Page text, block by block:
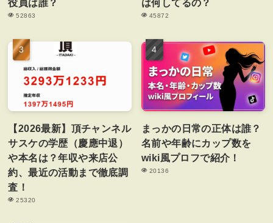
役員は誰？
52863
は何してるの？
45872
【2026最新】頂チャンネル
サスケの学歴（慶應中退）
や本名は？年収や来店公
約、最近の活動まで徹底調
査！
25320
まっかの日常の正体は誰？
名前や年齢にカップ数を
wiki風プロフで紹介！
20136